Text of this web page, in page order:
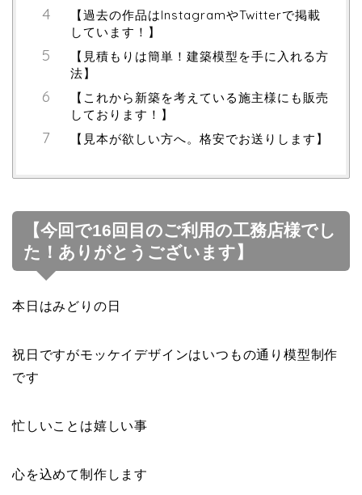
【過去の作品はInstagramやTwitterで掲載
しています！】
【見積もりは簡単！建築模型を手に入れる方
法】
【これから新築を考えている施主様にも販売
しております！】
【見本が欲しい方へ。格安でお送りします】
【今回で16回目のご利用の工務店様でし
た！ありがとうございます】
本日はみどりの日
祝日ですがモッケイデザインはいつもの通り模型制作
です
忙しいことは嬉しい事
心を込めて制作します